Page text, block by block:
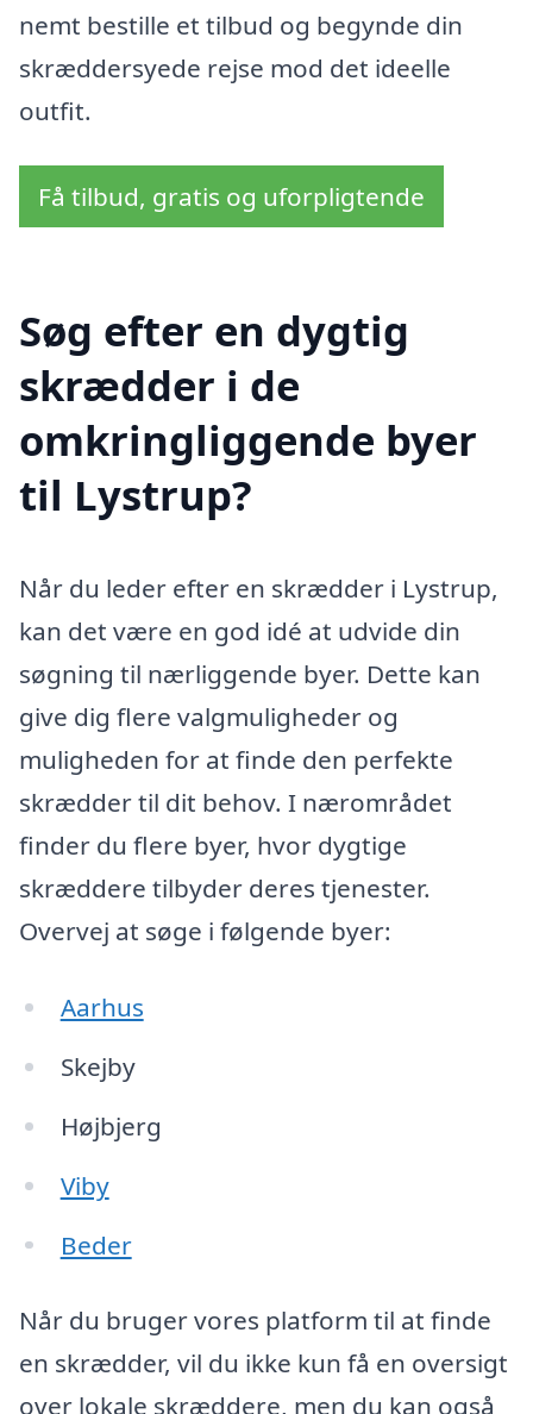
nemt bestille et tilbud og begynde din
skræddersyede rejse mod det ideelle
outfit.
Få tilbud, gratis og uforpligtende
Søg efter en dygtig
skrædder i de
omkringliggende byer
til Lystrup?
Når du leder efter en skrædder i Lystrup,
kan det være en god idé at udvide din
søgning til nærliggende byer. Dette kan
give dig flere valgmuligheder og
muligheden for at finde den perfekte
skrædder til dit behov. I nærområdet
finder du flere byer, hvor dygtige
skræddere tilbyder deres tjenester.
Overvej at søge i følgende byer:
Aarhus
Skejby
Højbjerg
Viby
Beder
Når du bruger vores platform til at finde
en skrædder, vil du ikke kun få en oversigt
over lokale skræddere, men du kan også